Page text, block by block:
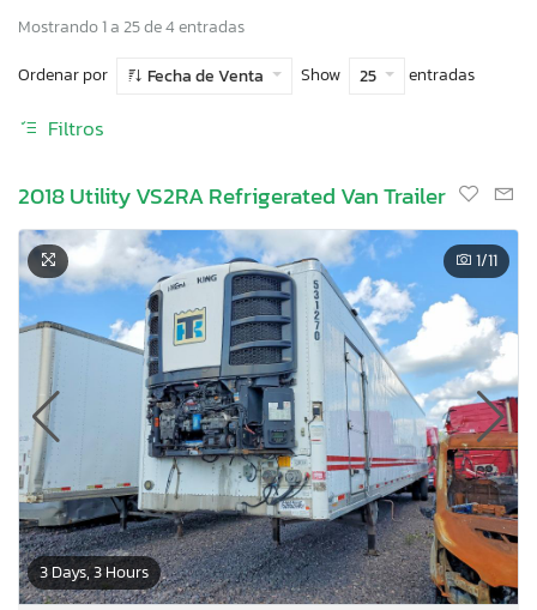
Mostrando 1 a 25 de 4 entradas
Ordenar por
Fecha de Venta Show 25 entradas
Filtros
2018 Utility VS2RA Refrigerated Van Trailer
3 Days, 3 Hours
1/11